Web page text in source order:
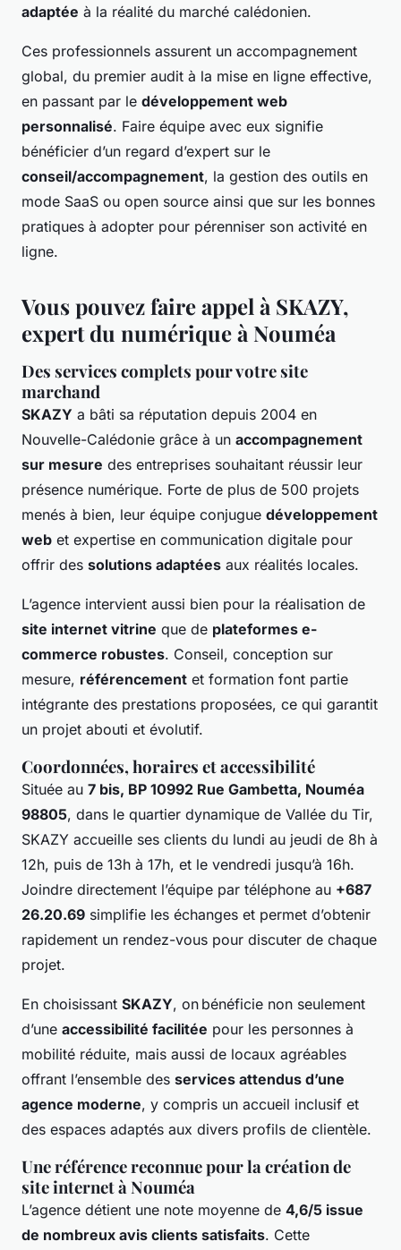
adaptée à la réalité du marché calédonien.
Ces professionnels assurent un accompagnement
global, du premier audit à la mise en ligne effective,
en passant par le développement web
personnalisé. Faire équipe avec eux signifie
bénéficier d’un regard d’expert sur le
conseil/accompagnement, la gestion des outils en
mode SaaS ou open source ainsi que sur les bonnes
pratiques à adopter pour pérenniser son activité en
ligne.
Vous pouvez faire appel à SKAZY,
expert du numérique à Nouméa
Des services complets pour votre site
marchand
SKAZY a bâti sa réputation depuis 2004 en
Nouvelle-Calédonie grâce à un accompagnement
sur mesure des entreprises souhaitant réussir leur
présence numérique. Forte de plus de 500 projets
menés à bien, leur équipe conjugue développement
web et expertise en communication digitale pour
offrir des solutions adaptées aux réalités locales.
L’agence intervient aussi bien pour la réalisation de
site internet vitrine que de plateformes e-
commerce robustes. Conseil, conception sur
mesure, référencement et formation font partie
intégrante des prestations proposées, ce qui garantit
un projet abouti et évolutif.
Coordonnées, horaires et accessibilité
Située au 7 bis, BP 10992 Rue Gambetta, Nouméa
98805, dans le quartier dynamique de Vallée du Tir,
SKAZY accueille ses clients du lundi au jeudi de 8h à
12h, puis de 13h à 17h, et le vendredi jusqu’à 16h.
Joindre directement l’équipe par téléphone au +687
26.20.69 simplifie les échanges et permet d’obtenir
rapidement un rendez-vous pour discuter de chaque
projet.
En choisissant SKAZY, on bénéficie non seulement
d’une accessibilité facilitée pour les personnes à
mobilité réduite, mais aussi de locaux agréables
offrant l’ensemble des services attendus d’une
agence moderne, y compris un accueil inclusif et
des espaces adaptés aux divers profils de clientèle.
Une référence reconnue pour la création de
site internet à Nouméa
L’agence détient une note moyenne de 4,6/5 issue
de nombreux avis clients satisfaits. Cette